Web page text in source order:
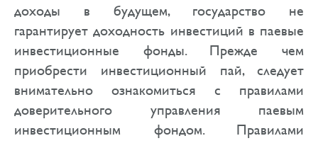
доходы в будущем, государство не
гарантирует доходность инвестиций в паевые
инвестиционные фонды. Прежде чем
приобрести инвестиционный пай, следует
внимательно ознакомиться с правилами
доверительного управления паевым
инвестиционным фондом. Правилами